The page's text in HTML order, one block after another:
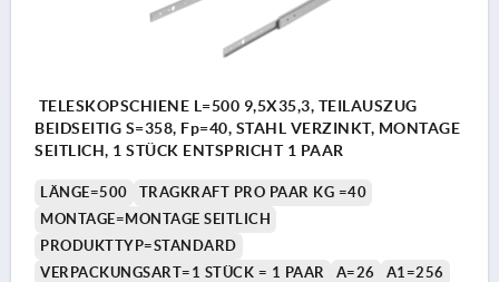
TELESKOPSCHIENE L=500 9,5X35,3, TEILAUSZUG
BEIDSEITIG S=358, Fp=40, STAHL VERZINKT, MONTAGE
SEITLICH, 1 STÜCK ENTSPRICHT 1 PAAR
LÄNGE=500
TRAGKRAFT PRO PAAR KG =40
MONTAGE=MONTAGE SEITLICH
PRODUKTTYP=STANDARD
VERPACKUNGSART=1 STÜCK = 1 PAAR
A=26
A1=256